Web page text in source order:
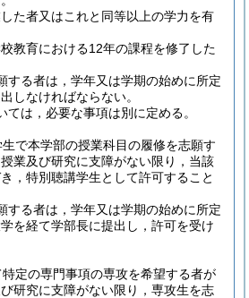
た者又はこれと同等以上の学力を有
教育における12年の課程を修了した
する者は，学年又は学期の始めに所定
しなければならない。
ては，必要な事項は別に定める。
で本学部の授業科目の履修を志願す
業及び研究に支障がない限り，当該
，特別聴講学生として許可すること
する者は，学年又は学期の始めに所定
を経て学部長に提出し，許可を受け
定の専門事項の専攻を希望する者が
研究に支障がない限り，専攻生を志